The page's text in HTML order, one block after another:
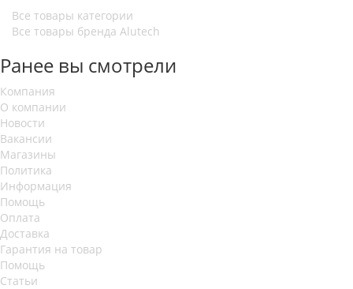
Все товары категории
Все товары бренда Alutech
Ранее вы смотрели
Компания
О компании
Новости
Вакансии
Магазины
Политика
Информация
Помощь
Оплата
Доставка
Гарантия на товар
Помощь
Статьи